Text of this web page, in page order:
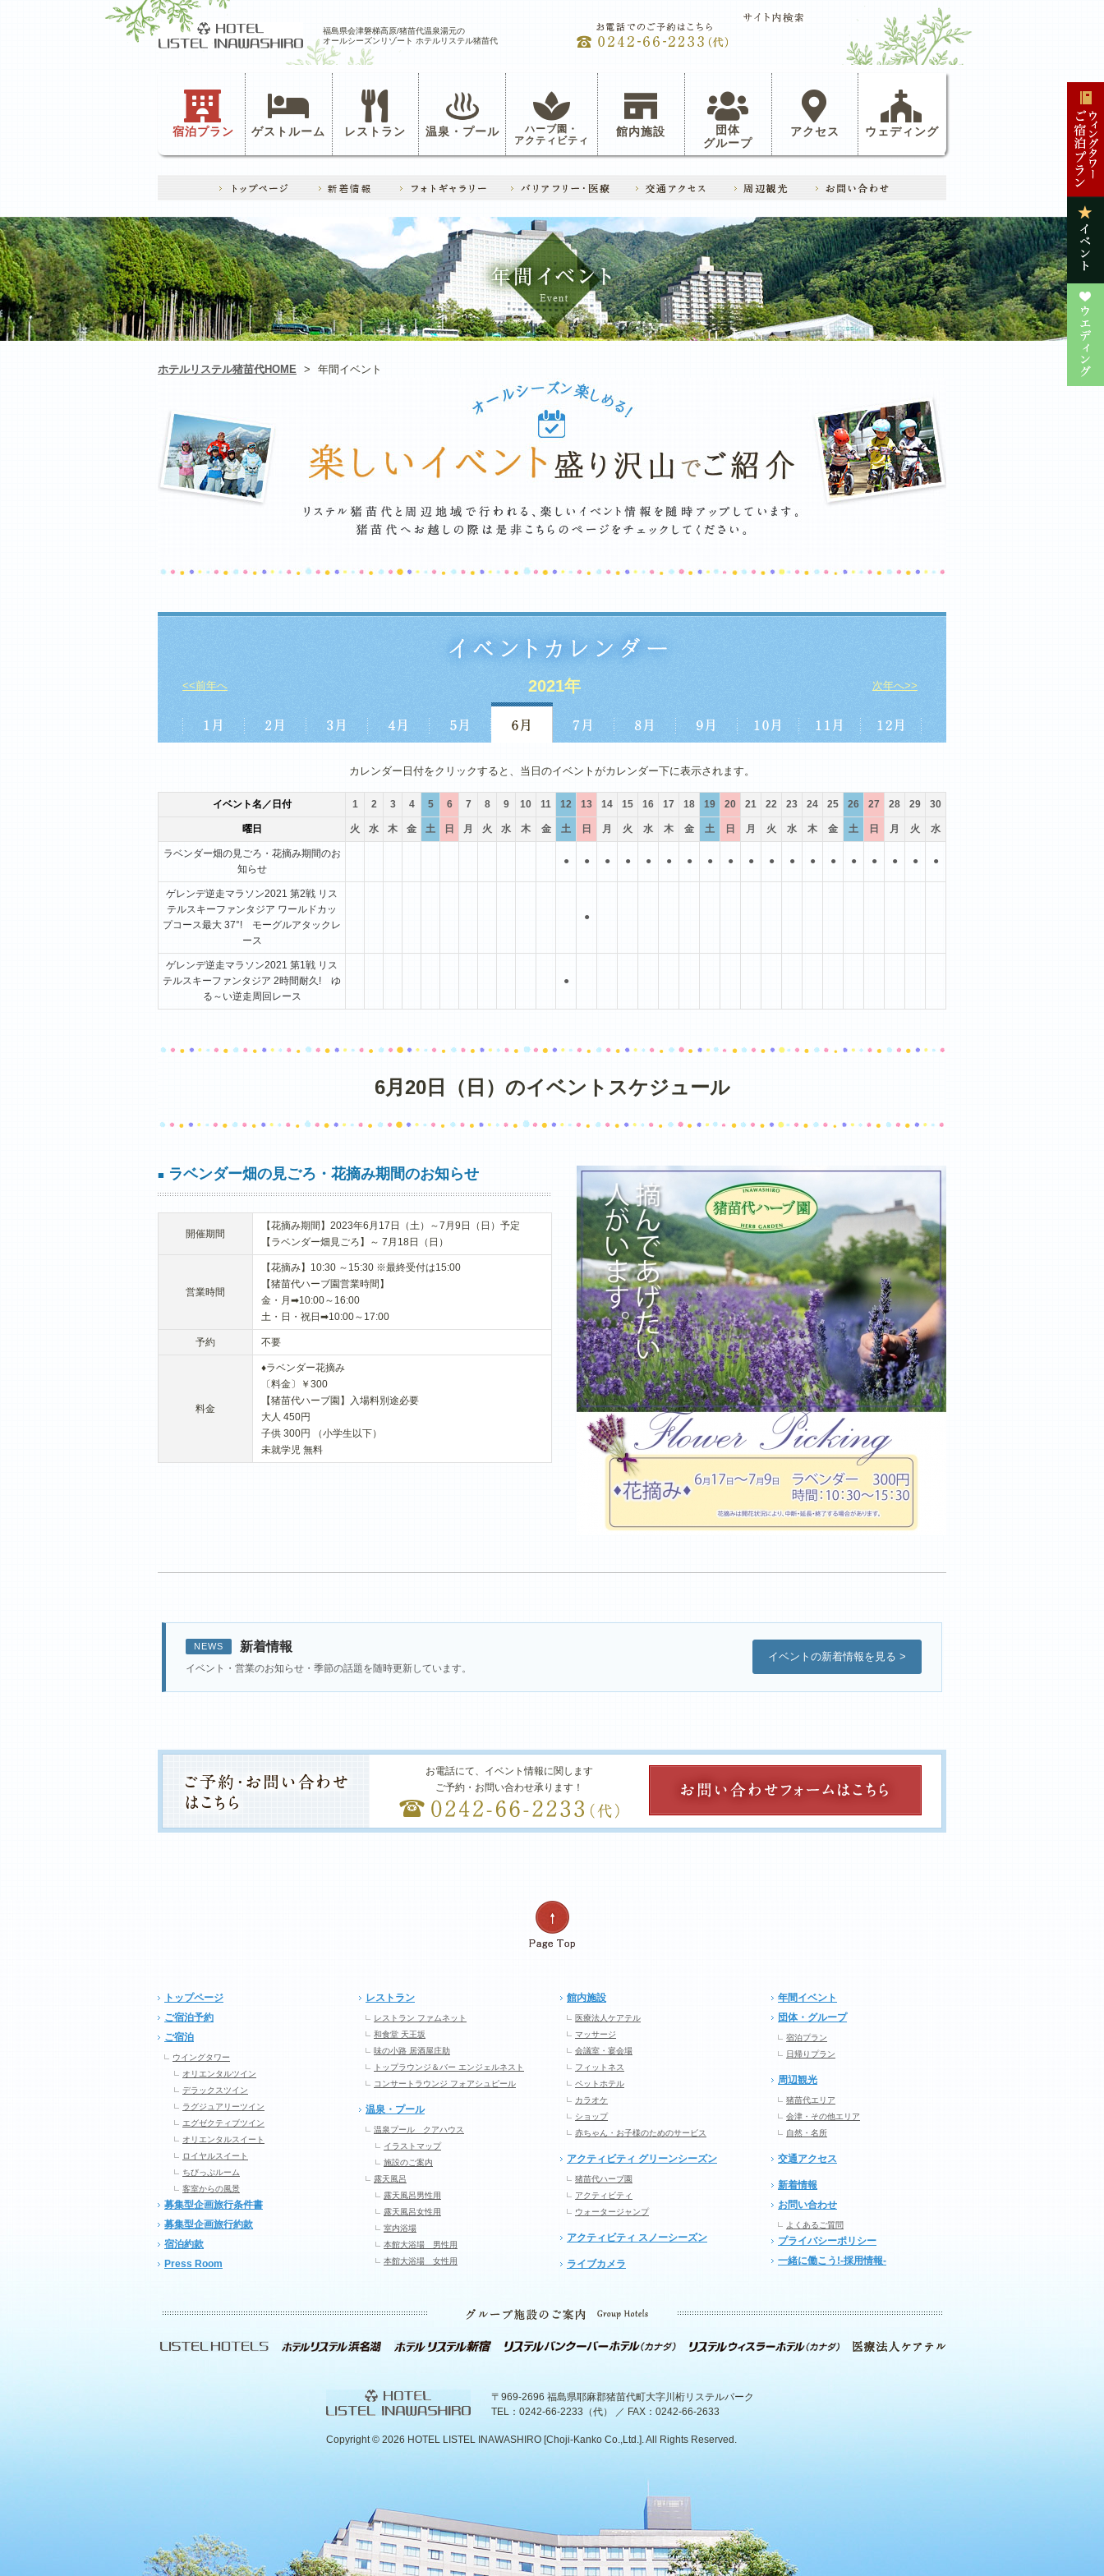
福島県会津磐梯高原/猪苗代温泉湯元の
オールシーズンリゾート ホテルリステル猪苗代
宿泊プラン ゲストルーム レストラン 温泉・プール ハーブ園・
アクティビティ
館内施設
団体
グループ
アクセス ウェディング
ホテルリステル猪苗代HOME > 年間イベント
<<前年へ 2021年 次年へ>>
カレンダー日付をクリックすると、当日のイベントがカレンダー下に表示されます。
イベント名／日付 1 2 3 4 5 6 7 8 9 10 11 12 13 14 15 16 17 18 19 20 21 22 23 24 25 26 27 28 29 30
曜日 火 水 木 金 土 日 月 火 水 木 金 土 日 月 火 水 木 金 土 日 月 火 水 木 金 土 日 月 火 水
ラベンダー畑の見ごろ・花摘み期間のお
知らせ
● ● ● ● ● ● ● ● ● ● ● ● ● ● ● ● ● ● ●
ゲレンデ逆走マラソン2021 第2戦 リス
テルスキーファンタジア ワールドカッ
プコース最大 37°! モーグルアタックレ
ース
●
ゲレンデ逆走マラソン2021 第1戦 リス
テルスキーファンタジア 2時間耐久! ゆ
る～い逆走周回レース
●
6月20日（日）のイベントスケジュール
■ ラベンダー畑の見ごろ・花摘み期間のお知らせ
開催期間
【花摘み期間】2023年6月17日（土）～7月9日（日）予定
【ラベンダー畑見ごろ】～ 7月18日（日）
営業時間
【花摘み】10:30 ～15:30 ※最終受付は15:00
【猪苗代ハーブ園営業時間】
金・月➡10:00～16:00
土・日・祝日➡10:00～17:00
予約 不要
料金
♦ラベンダー花摘み
〔料金〕￥300
【猪苗代ハーブ園】入場料別途必要
大人 450円
子供 300円 （小学生以下）
未就学児 無料
NEWS 新着情報
イベント・営業のお知らせ・季節の話題を随時更新しています。
イベントの新着情報を見る >
お電話にて、イベント情報に関します
ご予約・お問い合わせ承ります！
トップページ
ご宿泊予約
ご宿泊
ウイングタワー
オリエンタルツイン
デラックスツイン
ラグジュアリーツイン
エグゼクティブツイン
オリエンタルスイート
ロイヤルスイート
ちびっぷルーム
客室からの風景
募集型企画旅行条件書
募集型企画旅行約款
宿泊約款
Press Room
レストラン
レストラン ファムネット
和食堂 天王坂
味の小路 居酒屋庄助
トップラウンジ＆バー エンジェルネスト
コンサートラウンジ フォアシュピール
温泉・プール
温泉プール クアハウス
イラストマップ
施設のご案内
露天風呂
露天風呂男性用
露天風呂女性用
室内浴場
本館大浴場 男性用
本館大浴場 女性用
館内施設
医療法人ケアテル
マッサージ
会議室・宴会場
フィットネス
ペットホテル
カラオケ
ショップ
赤ちゃん・お子様のためのサービス
アクティビティ グリーンシーズン
猪苗代ハーブ園
アクティビティ
ウォータージャンプ
アクティビティ スノーシーズン
ライブカメラ
年間イベント
団体・グループ
宿泊プラン
日帰りプラン
周辺観光
猪苗代エリア
会津・その他エリア
自然・名所
交通アクセス
新着情報
お問い合わせ
よくあるご質問
プライバシーポリシー
一緒に働こう!-採用情報-
〒969-2696 福島県耶麻郡猪苗代町大字川桁リステルパーク
TEL：0242-66-2233（代） ／ FAX：0242-66-2633
Copyright © 2026 HOTEL LISTEL INAWASHIRO [Choji-Kanko Co.,Ltd.]. All Rights Reserved.